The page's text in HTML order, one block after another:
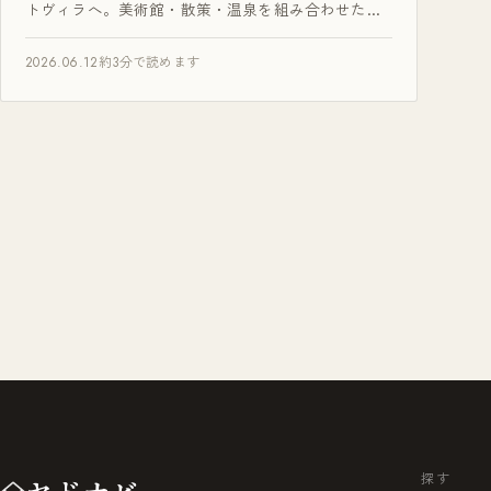
トヴィラへ。美術館・散策・温泉を組み合わせた箱
根2泊3日モデルコースを紹介します。
2026.06.12約3分で読めます
探す